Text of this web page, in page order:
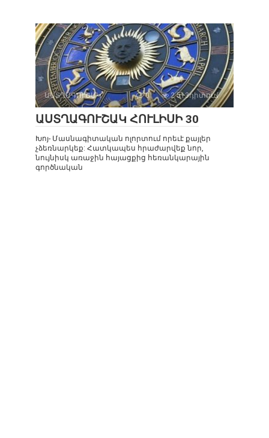
ԱՍՏՂԱԳՈՒՇԱԿ 0 2 513դիտում
ԱՍՏՂԱԳՈՒՇԱԿ ՀՈՒԼԻՍԻ 30
Խոյ- Մասնագիտական ոլորտում որեւէ քայլեր
չձեռնարկեք: Հատկապես հրաժարվեք նոր,
նույնիսկ առաջին հայացքից հեռանկարային
գործնական